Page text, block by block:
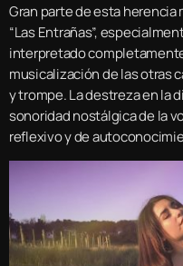
Gran parte de esta
“Las Entrañas”,
interpretado
musicalización de las otras
y trompe. La destreza en la
sonoridad nostálgica de la
reflexivo y de